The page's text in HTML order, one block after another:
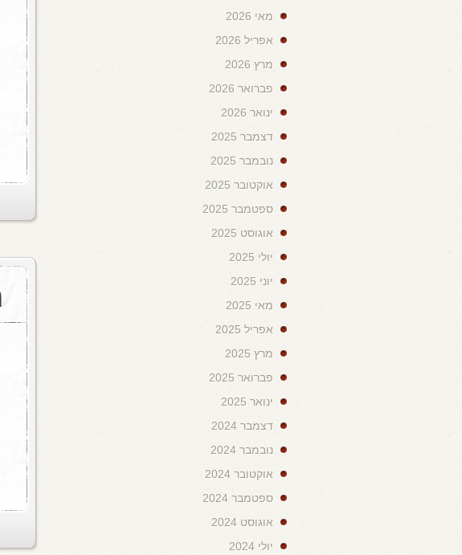
מאי 2026
אפריל 2026
מרץ 2026
פברואר 2026
ינואר 2026
דצמבר 2025
נובמבר 2025
אוקטובר 2025
ספטמבר 2025
אוגוסט 2025
יולי 2025
יוני 2025
מאי 2025
אפריל 2025
מרץ 2025
פברואר 2025
ינואר 2025
דצמבר 2024
נובמבר 2024
אוקטובר 2024
ספטמבר 2024
אוגוסט 2024
יולי 2024